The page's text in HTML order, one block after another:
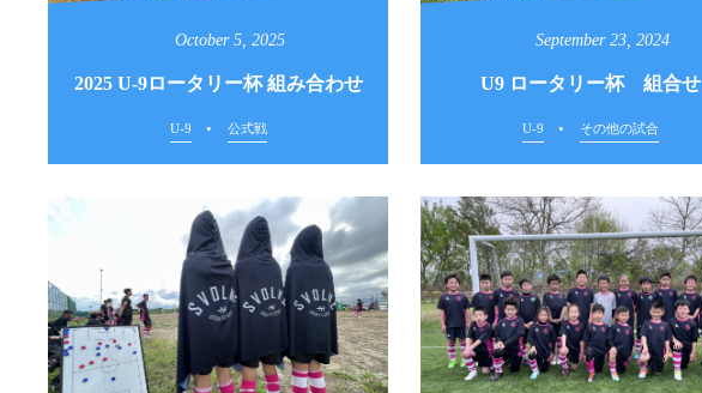
October 5 ,2025
2025 U-9ロータリー杯 組み合わせ
U-9 公式戦
September 23, 2024
U9 ロータリー杯 組合せ
U-9 その他の試合